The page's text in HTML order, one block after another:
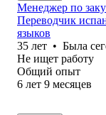
Менеджер по
Переводчик
языков
35 лет • Была
Не ищет работу
Общий опыт
6 лет 9 месяцев